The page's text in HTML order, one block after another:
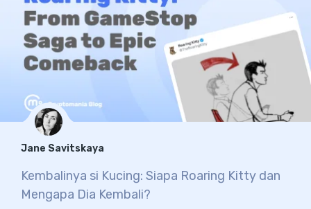
Jane Savitskaya
Kembalinya si Kucing: Siapa Roaring Kitty dan
Mengapa Dia Kembali?